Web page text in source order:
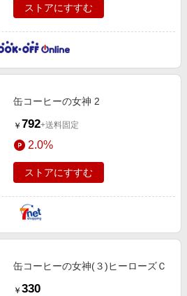
ストアにすすむ
缶コーヒーの女神 2
￥ 792+送料固定
2.0%
ストアにすすむ
缶コーヒーの女神(３)ヒーローズＣ
￥ 330